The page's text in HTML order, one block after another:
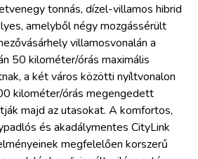
tonnás, dízel-villamos hibrid
amelyből négy mozgássérült
villamosvonalán a
50 kilométer/órás maximális
a két város közötti nyíltvonalon
kilométer/órás megengedett
majd az utasokat. A komfortos,
és akadálymentes CityLink
megfelelően korszerű